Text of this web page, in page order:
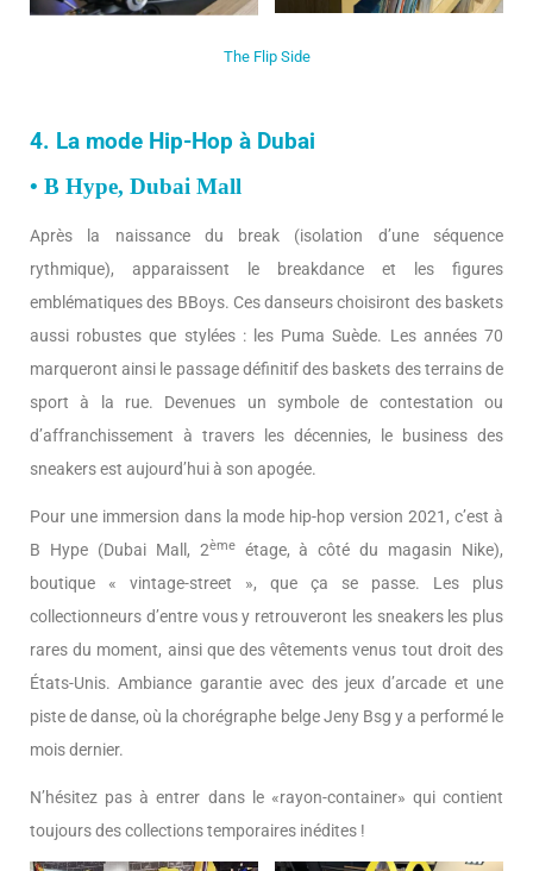
The Flip Side
4. La mode Hip-Hop à Dubai
• B Hype, Dubai Mall
Après la naissance du break (isolation d’une séquence
rythmique), apparaissent le breakdance et les figures
emblématiques des BBoys. Ces danseurs choisiront des baskets
aussi robustes que stylées : les Puma Suède. Les années 70
marqueront ainsi le passage définitif des baskets des terrains de
sport à la rue. Devenues un symbole de contestation ou
d’affranchissement à travers les décennies, le business des
sneakers est aujourd’hui à son apogée.
Pour une immersion dans la mode hip-hop version 2021, c’est à
B Hype (Dubai Mall, 2èmeétage, à côté du magasin Nike),
boutique « vintage-street », que ça se passe. Les plus
collectionneurs d’entre vous y retrouveront les sneakers les plus
rares du moment, ainsi que des vêtements venus tout droit des
États-Unis. Ambiance garantie avec des jeux d’arcade et une
piste de danse, où la chorégraphe belge Jeny Bsg y a performé le
mois dernier.
N’hésitez pas à entrer dans le «rayon-container» qui contient
toujours des collections temporaires inédites !